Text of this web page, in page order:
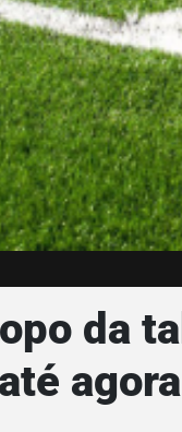
da